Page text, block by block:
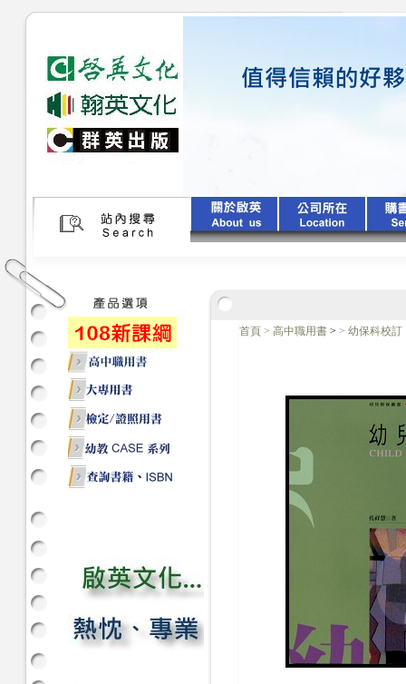
首頁 > 高中職用書 > > 幼保科校訂